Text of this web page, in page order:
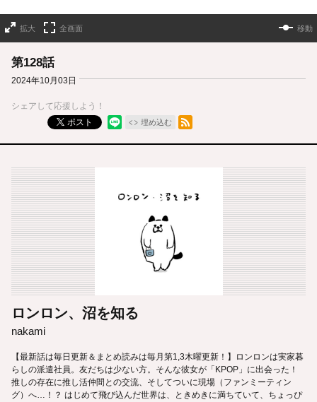
拡大 全画面 移動
第128話
2024年10月03日
シェアして応援しよう！
ポスト
埋め込む
RSSフィード
ロンロン、沼を知る
nakami
【最新話は毎日更新＆まとめ読みは毎月第1,3木曜更新！】ロンロンは実家暮
らしの派遣社員。友だちは少ない方。そんな彼女が「KPOP」に出会った！
推しの存在に推し活仲間との交流、そしてついに現場（ファンミーティン
グ）へ…！？ はじめて飛び込んだ世界は、ときめきに満ちていて、ちょっぴ